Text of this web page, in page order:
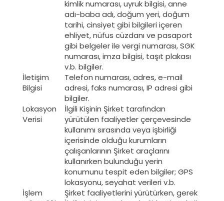
kimlik numarası, uyruk bilgisi, anne
adı-baba adı, doğum yeri, doğum
tarihi, cinsiyet gibi bilgileri içeren
ehliyet, nüfus cüzdanı ve pasaport
gibi belgeler ile vergi numarası, SGK
numarası, imza bilgisi, taşıt plakası
v.b. bilgiler.
İletişim
Bilgisi
Telefon numarası, adres, e-mail
adresi, faks numarası, IP adresi gibi
bilgiler.
Lokasyon
Verisi
İlgili Kişinin Şirket tarafından
yürütülen faaliyetler çerçevesinde
kullanımı sırasında veya işbirliği
içerisinde olduğu kurumların
çalışanlarının Şirket araçlarını
kullanırken bulunduğu yerin
konumunu tespit eden bilgiler; GPS
lokasyonu, seyahat verileri v.b.
İşlem
Şirket faaliyetlerini yürütürken, gerek